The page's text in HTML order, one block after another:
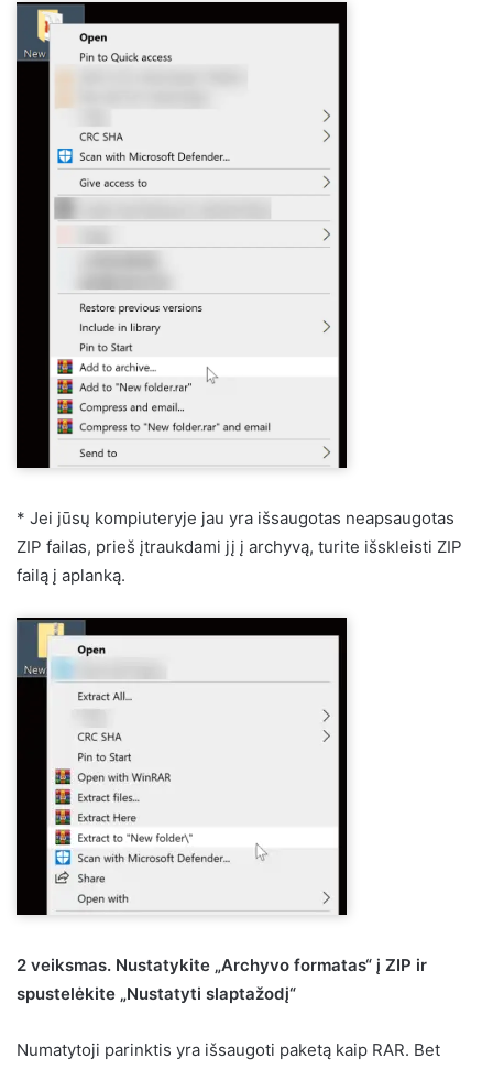
* Jei jūsų kompiuteryje jau yra išsaugotas neapsaugotas
ZIP failas, prieš įtraukdami jį į archyvą, turite išskleisti ZIP
failą į aplanką.
2 veiksmas. Nustatykite „Archyvo formatas“ į ZIP ir
spustelėkite „Nustatyti slaptažodį“
Numatytoji parinktis yra išsaugoti paketą kaip RAR. Bet